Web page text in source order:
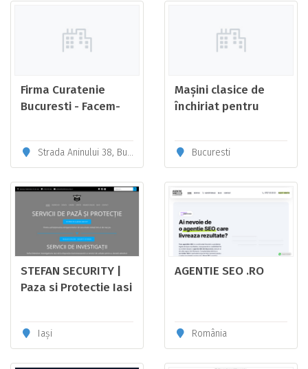
Firma Curatenie
Bucuresti - Facem-
Strada Aninului 38, București 014577
Mașini clasice de
închiriat pentru
evenimentul tău
Bucuresti
STEFAN SECURITY |
Paza si Protectie Iasi
Iași
AGENTIE SEO .RO
România